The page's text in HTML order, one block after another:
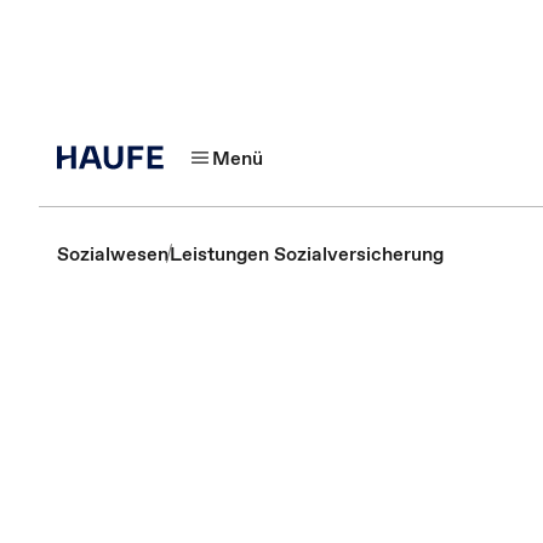
Menü
SozialwesenLeistungen Sozialversicherung